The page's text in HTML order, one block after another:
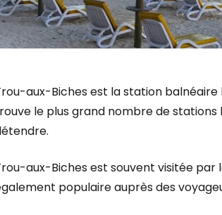
aux-Biches est la station balnéaire
le plus grand nombre de stations
aux-Biches est souvent visitée
populaire auprès des